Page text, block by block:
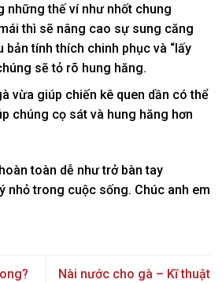
những thế ví nhưnhốt chung
thì sẽ nâng cao sự sung căng
bản tính thích chinh phục và “lấy
sẽ tỏ rõ hung hăng.
vừa giúp chiến kê quen dần có thể
chúng cọ sát và hung hăng hơn
hoàn toàn dễ như trở bàn tay
nhỏ trong cuộc sống. Chúc anh em
Nài nước cho gà – Kĩ thuật